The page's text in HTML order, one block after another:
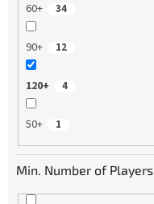
60+ 34
90+ 12
120+ 4
50+ 1
Min. Number of Players